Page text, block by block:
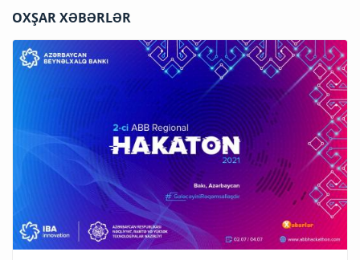
OXŞAR XƏBƏRLƏR